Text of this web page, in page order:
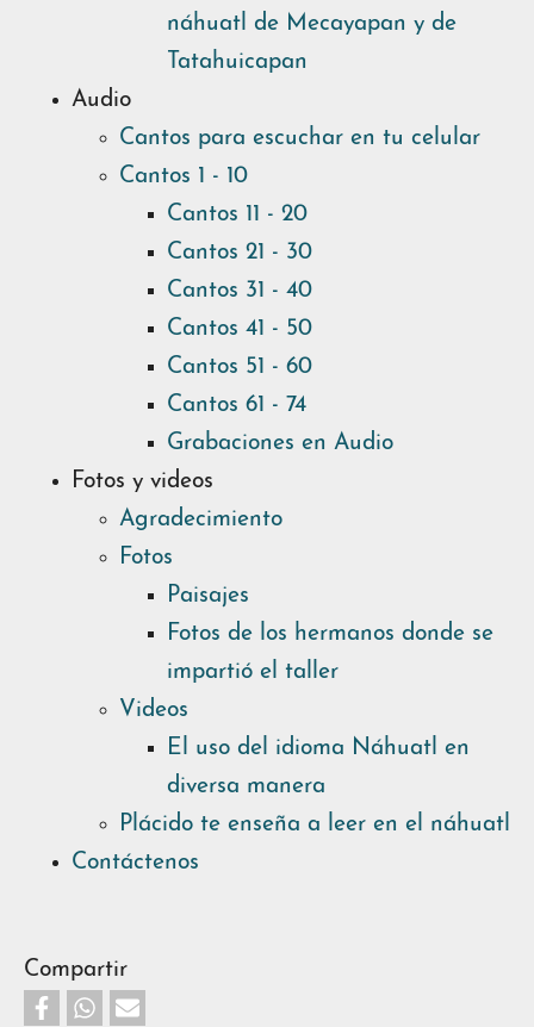
náhuatl de Mecayapan y de
Tatahuicapan
Audio
Cantos para escuchar en tu celular
Cantos 1 - 10
Cantos 11 - 20
Cantos 21 - 30
Cantos 31 - 40
Cantos 41 - 50
Cantos 51 - 60
Cantos 61 - 74
Grabaciones en Audio
Fotos y videos
Agradecimiento
Fotos
Paisajes
Fotos de los hermanos donde se
impartió el taller
Videos
El uso del idioma Náhuatl en
diversa manera
Plácido te enseña a leer en el náhuatl
Contáctenos
Compartir